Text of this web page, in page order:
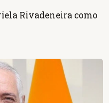
Rivadeneira como